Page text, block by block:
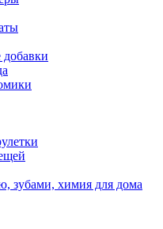
зубами, химия для дома